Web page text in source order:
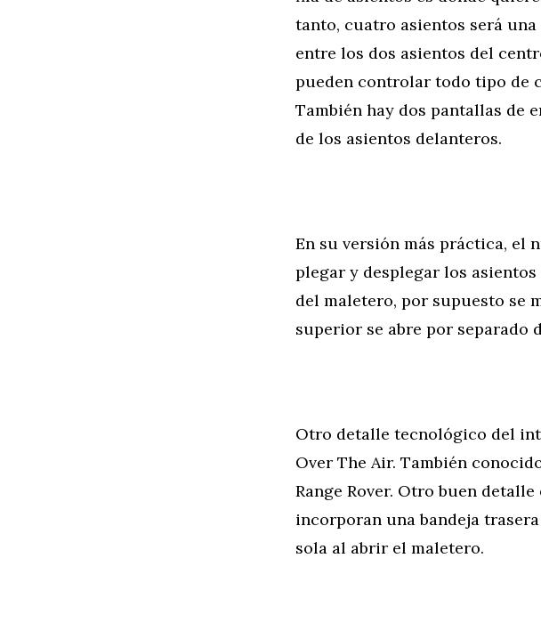
tanto, cuatro asientos será
entre los dos asientos del
pueden controlar todo tipo de
También hay dos pantallas de
de los asientos delanteros.
En su versión más práctica, el
plegar y desplegar los
del maletero, por supuesto se
superior se abre por separado
Otro detalle tecnológico del
Over The Air. También
Range Rover. Otro buen
incorporan una bandeja
sola al abrir el maletero.